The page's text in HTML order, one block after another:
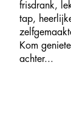
frisdrank,
tap,
Kom
achter...